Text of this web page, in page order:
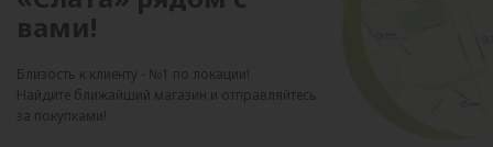
вами!
Близость к клиенту - №1 по локации!
Найдите ближайший магазин и отправляйтесь
за покупками!